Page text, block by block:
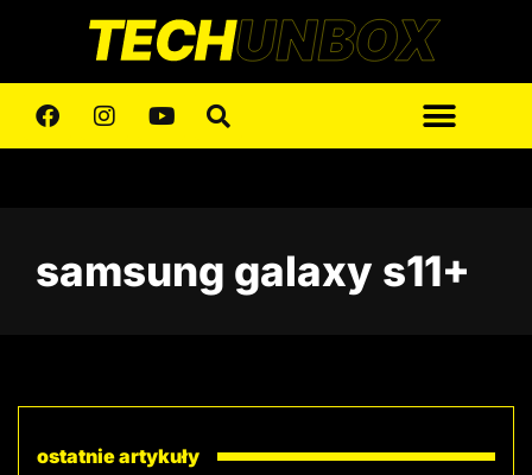
samsung galaxy s11+
ostatnie artykuły